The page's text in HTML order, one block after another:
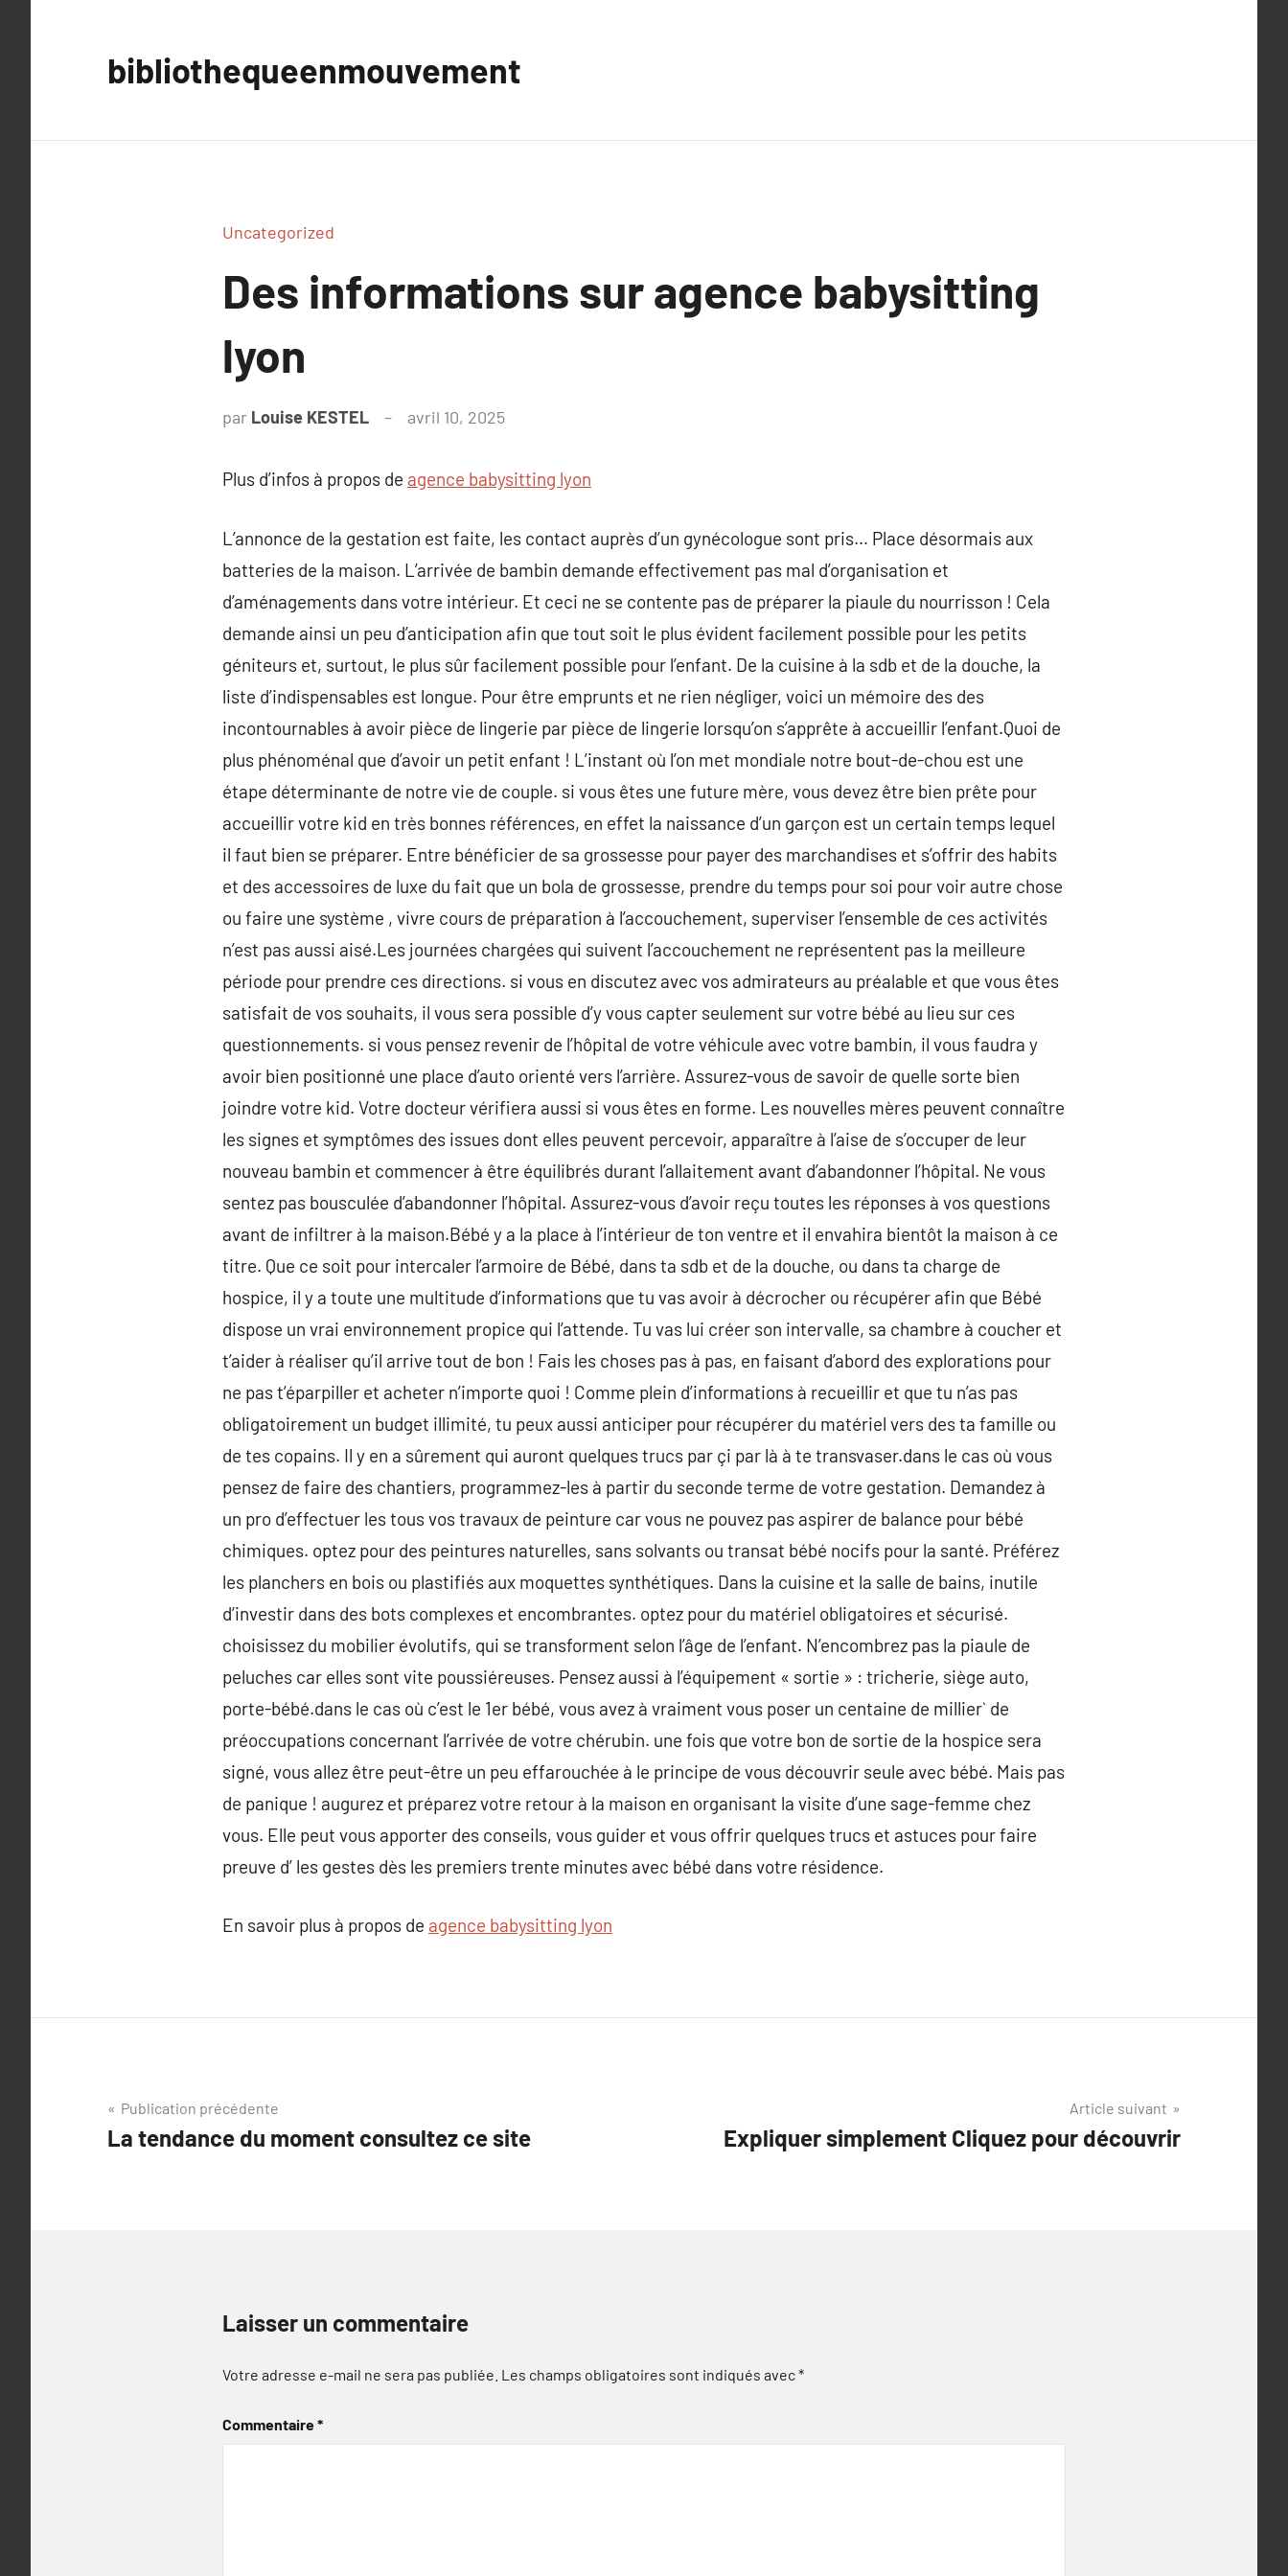
bibliothequeenmouvement
Uncategorized
Des informations sur agence babysitting
lyon
par Louise KESTEL avril 10, 2025
Plus d’infos à propos de agence babysitting lyon
L’annonce de la gestation est faite, les contact auprès d’un gynécologue sont pris… Place désormais aux
batteries de la maison. L’arrivée de bambin demande effectivement pas mal d’organisation et
d’aménagements dans votre intérieur. Et ceci ne se contente pas de préparer la piaule du nourrisson ! Cela
demande ainsi un peu d’anticipation afin que tout soit le plus évident facilement possible pour les petits
géniteurs et, surtout, le plus sûr facilement possible pour l’enfant. De la cuisine à la sdb et de la douche, la
liste d’indispensables est longue. Pour être emprunts et ne rien négliger, voici un mémoire des des
incontournables à avoir pièce de lingerie par pièce de lingerie lorsqu’on s’apprête à accueillir l’enfant.Quoi de
plus phénoménal que d’avoir un petit enfant ! L’instant où l’on met mondiale notre bout-de-chou est une
étape déterminante de notre vie de couple. si vous êtes une future mère, vous devez être bien prête pour
accueillir votre kid en très bonnes références, en effet la naissance d’un garçon est un certain temps lequel
il faut bien se préparer. Entre bénéficier de sa grossesse pour payer des marchandises et s’offrir des habits
et des accessoires de luxe du fait que un bola de grossesse, prendre du temps pour soi pour voir autre chose
ou faire une système , vivre cours de préparation à l’accouchement, superviser l’ensemble de ces activités
n’est pas aussi aisé.Les journées chargées qui suivent l’accouchement ne représentent pas la meilleure
période pour prendre ces directions. si vous en discutez avec vos admirateurs au préalable et que vous êtes
satisfait de vos souhaits, il vous sera possible d’y vous capter seulement sur votre bébé au lieu sur ces
questionnements. si vous pensez revenir de l’hôpital de votre véhicule avec votre bambin, il vous faudra y
avoir bien positionné une place d’auto orienté vers l’arrière. Assurez-vous de savoir de quelle sorte bien
joindre votre kid. Votre docteur vérifiera aussi si vous êtes en forme. Les nouvelles mères peuvent connaître
les signes et symptômes des issues dont elles peuvent percevoir, apparaître à l’aise de s’occuper de leur
nouveau bambin et commencer à être équilibrés durant l’allaitement avant d’abandonner l’hôpital. Ne vous
sentez pas bousculée d’abandonner l’hôpital. Assurez-vous d’avoir reçu toutes les réponses à vos questions
avant de infiltrer à la maison.Bébé y a la place à l’intérieur de ton ventre et il envahira bientôt la maison à ce
titre. Que ce soit pour intercaler l’armoire de Bébé, dans ta sdb et de la douche, ou dans ta charge de
hospice, il y a toute une multitude d’informations que tu vas avoir à décrocher ou récupérer afin que Bébé
dispose un vrai environnement propice qui l’attende. Tu vas lui créer son intervalle, sa chambre à coucher et
t’aider à réaliser qu’il arrive tout de bon ! Fais les choses pas à pas, en faisant d’abord des explorations pour
ne pas t’éparpiller et acheter n’importe quoi ! Comme plein d’informations à recueillir et que tu n’as pas
obligatoirement un budget illimité, tu peux aussi anticiper pour récupérer du matériel vers des ta famille ou
de tes copains. Il y en a sûrement qui auront quelques trucs par çi par là à te transvaser.dans le cas où vous
pensez de faire des chantiers, programmez-les à partir du seconde terme de votre gestation. Demandez à
un pro d’effectuer les tous vos travaux de peinture car vous ne pouvez pas aspirer de balance pour bébé
chimiques. optez pour des peintures naturelles, sans solvants ou transat bébé nocifs pour la santé. Préférez
les planchers en bois ou plastifiés aux moquettes synthétiques. Dans la cuisine et la salle de bains, inutile
d’investir dans des bots complexes et encombrantes. optez pour du matériel obligatoires et sécurisé.
choisissez du mobilier évolutifs, qui se transforment selon l’âge de l’enfant. N’encombrez pas la piaule de
peluches car elles sont vite poussiéreuses. Pensez aussi à l’équipement « sortie » : tricherie, siège auto,
porte-bébé.dans le cas où c’est le 1er bébé, vous avez à vraiment vous poser un centaine de millier` de
préoccupations concernant l’arrivée de votre chérubin. une fois que votre bon de sortie de la hospice sera
signé, vous allez être peut-être un peu effarouchée à le principe de vous découvrir seule avec bébé. Mais pas
de panique ! augurez et préparez votre retour à la maison en organisant la visite d’une sage-femme chez
vous. Elle peut vous apporter des conseils, vous guider et vous offrir quelques trucs et astuces pour faire
preuve d’ les gestes dès les premiers trente minutes avec bébé dans votre résidence.
En savoir plus à propos de agence babysitting lyon
Navigation
de
Publication précédente
La tendance du moment consultez ce site
Article suivant
Expliquer simplement Cliquez pour découvrir
Laisser un commentaire
Votre adresse e-mail ne sera pas publiée. Les champs obligatoires sont indiqués avec*
Commentaire*